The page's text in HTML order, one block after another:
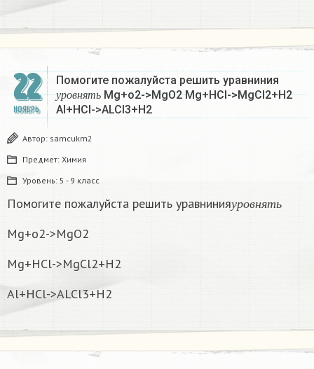
22
НОЯБРЬ
Помогите пожалуйста решить уравниния
у р о в нят ь
ь
Mg+o2->MgO2 Mg+HCl->MgCl2+H2
Al+HCl->ALCl3+H2
Автор: samcukm2
Предмет: Химия
Уровень: 5 - 9 класс
Помогите пожалуйста решить уравниния у р о в нят ь
Mg+o2->MgO2
Mg+HCl->MgCl2+H2
Al+HCl->ALCl3+H2